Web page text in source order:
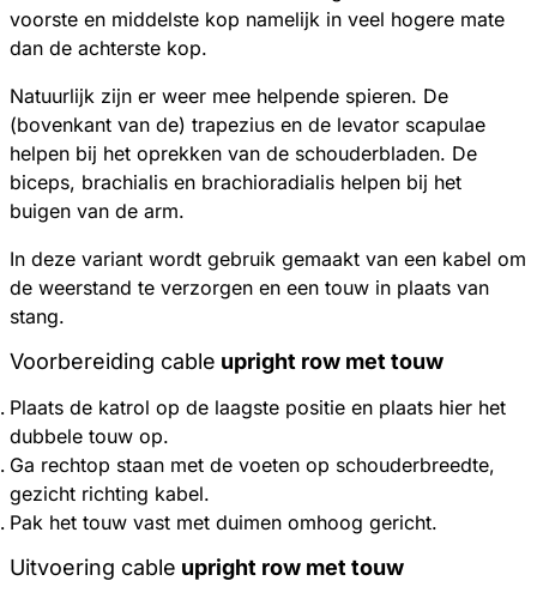
voorste en middelste kop namelijk in veel hogere mate
dan de achterste kop.
Natuurlijk zijn er weer mee helpende spieren. De
(bovenkant van de) trapezius en de levator scapulae
helpen bij het oprekken van de schouderbladen. De
biceps, brachialis en brachioradialis helpen bij het
buigen van de arm.
In deze variant wordt gebruik gemaakt van een kabel om
de weerstand te verzorgen en een touw in plaats van
stang.
Voorbereiding cable upright row met touw
Plaats de katrol op de laagste positie en plaats hier het
dubbele touw op.
Ga rechtop staan met de voeten op schouderbreedte,
gezicht richting kabel.
Pak het touw vast met duimen omhoog gericht.
Uitvoering cable upright row met touw